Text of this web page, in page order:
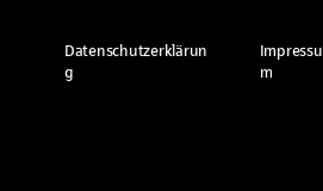
Datenschutzerklärun
g
Impressu
m